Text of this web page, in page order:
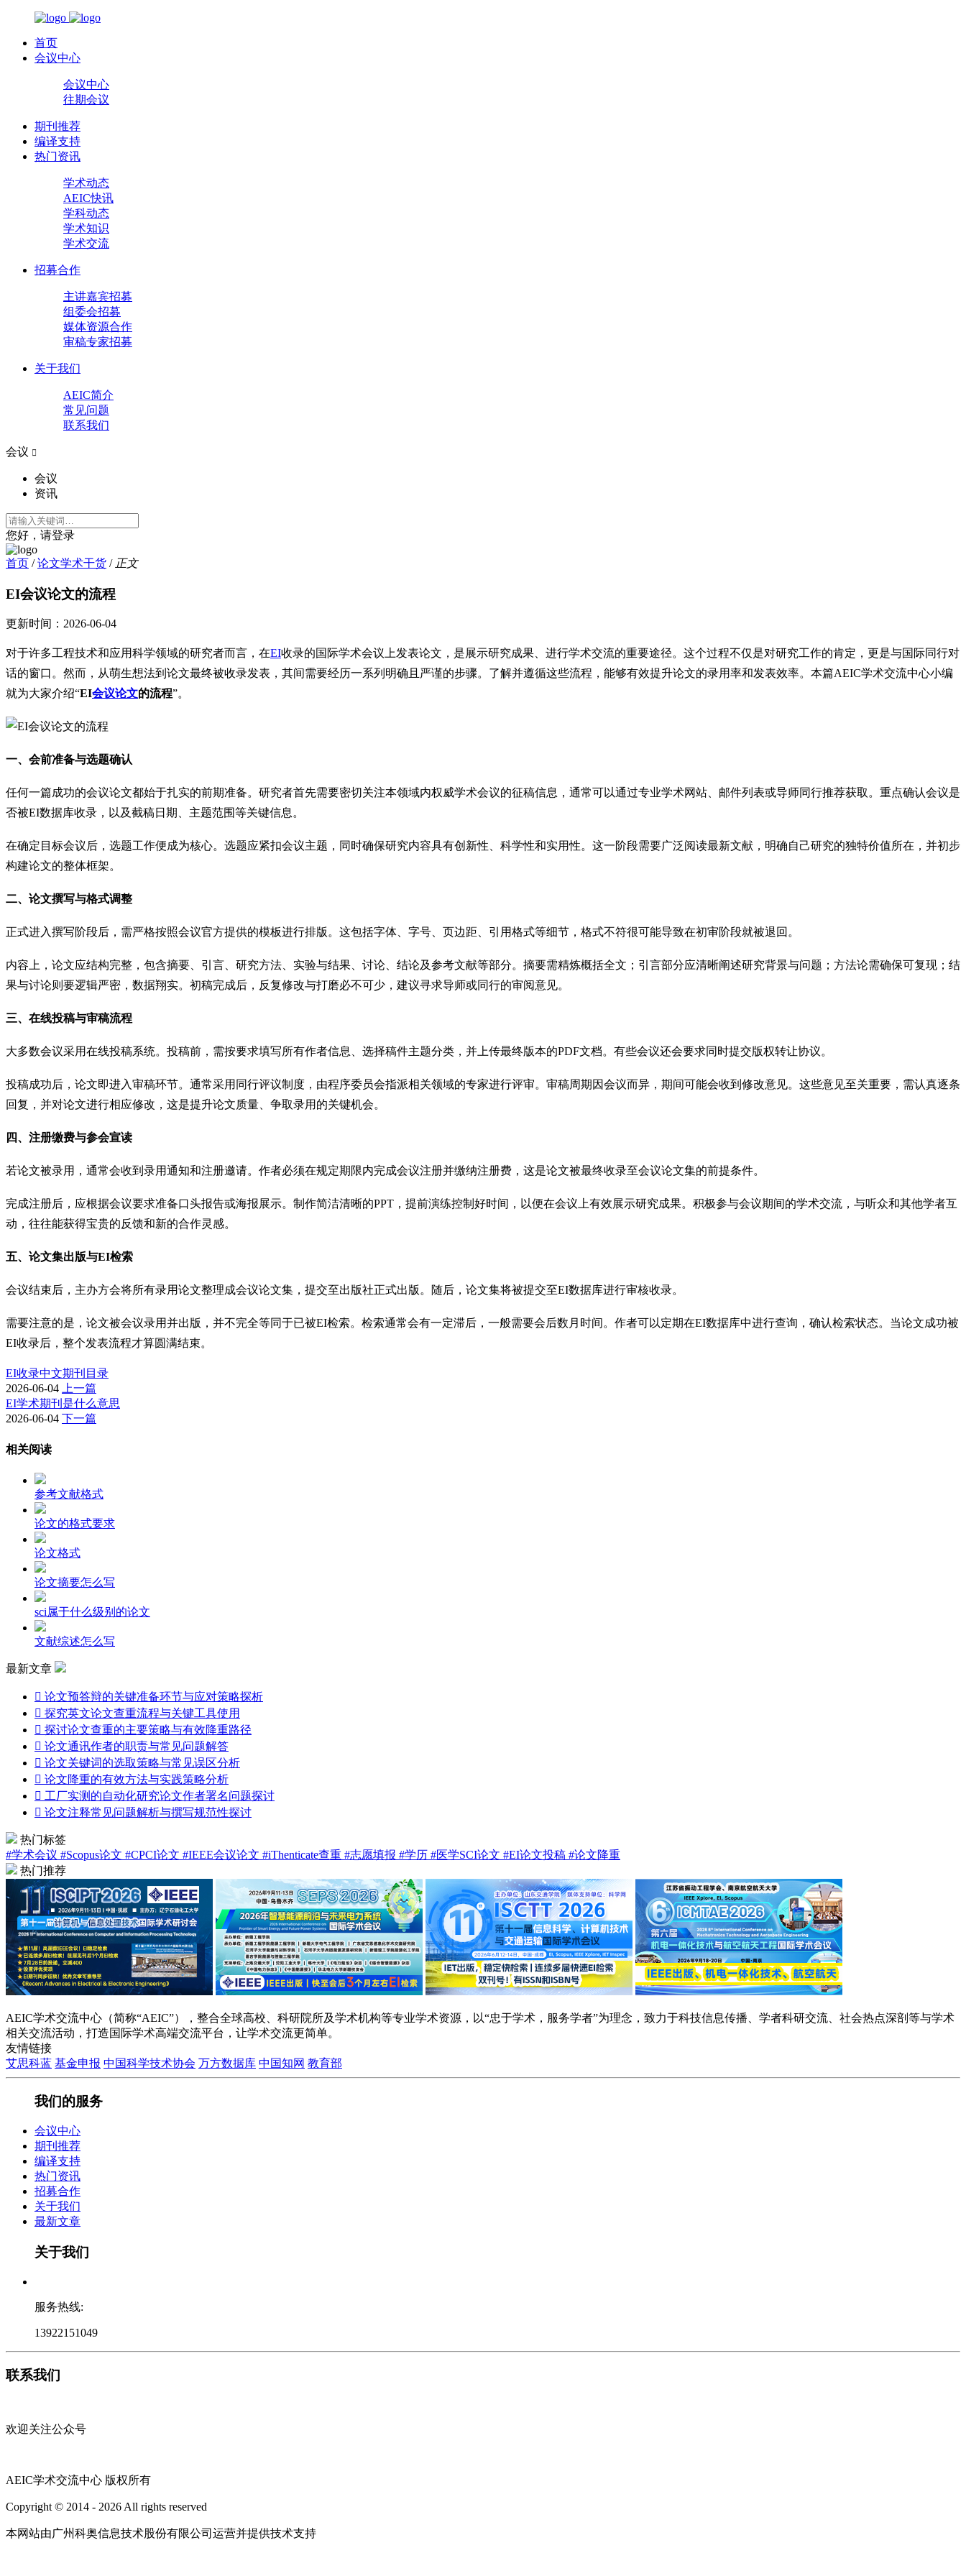
首页
会议中心
会议中心
往期会议
期刊推荐
编译支持
热门资讯
学术动态
AEIC快讯
学科动态
学术知识
学术交流
招募合作
主讲嘉宾招募
组委会招募
媒体资源合作
审稿专家招募
关于我们
AEIC简介
常见问题
联系我们
会议 
会议
资讯
您好，请登录
首页 / 论文学术干货 / 正文
EI会议论文的流程
更新时间： 2026-06-04
对于许多工程技术和应用科学领域的研究者而言，在EI收录的国际学术会议上发表论文，是展示研究成果、进行学术交流的重要途径。这个过程不仅是对研究工作的肯定，更是与国际同行对
话的窗口。然而，从萌生想法到论文最终被收录发表，其间需要经历一系列明确且严谨的步骤。了解并遵循这些流程，能够有效提升论文的录用率和发表效率。本篇AEIC学术交流中心小编
就为大家介绍“EI会议论文的流程”。
一、会前准备与选题确认
任何一篇成功的会议论文都始于扎实的前期准备。研究者首先需要密切关注本领域内权威学术会议的征稿信息，通常可以通过专业学术网站、邮件列表或导师同行推荐获取。重点确认会议是
否被EI数据库收录，以及截稿日期、主题范围等关键信息。
在确定目标会议后，选题工作便成为核心。选题应紧扣会议主题，同时确保研究内容具有创新性、科学性和实用性。这一阶段需要广泛阅读最新文献，明确自己研究的独特价值所在，并初步
构建论文的整体框架。
二、论文撰写与格式调整
正式进入撰写阶段后，需严格按照会议官方提供的模板进行排版。这包括字体、字号、页边距、引用格式等细节，格式不符很可能导致在初审阶段就被退回。
内容上，论文应结构完整，包含摘要、引言、研究方法、实验与结果、讨论、结论及参考文献等部分。摘要需精炼概括全文；引言部分应清晰阐述研究背景与问题；方法论需确保可复现；结
果与讨论则要逻辑严密，数据翔实。初稿完成后，反复修改与打磨必不可少，建议寻求导师或同行的审阅意见。
三、在线投稿与审稿流程
大多数会议采用在线投稿系统。投稿前，需按要求填写所有作者信息、选择稿件主题分类，并上传最终版本的PDF文档。有些会议还会要求同时提交版权转让协议。
投稿成功后，论文即进入审稿环节。通常采用同行评议制度，由程序委员会指派相关领域的专家进行评审。审稿周期因会议而异，期间可能会收到修改意见。这些意见至关重要，需认真逐条
回复，并对论文进行相应修改，这是提升论文质量、争取录用的关键机会。
四、注册缴费与参会宣读
若论文被录用，通常会收到录用通知和注册邀请。作者必须在规定期限内完成会议注册并缴纳注册费，这是论文被最终收录至会议论文集的前提条件。
完成注册后，应根据会议要求准备口头报告或海报展示。制作简洁清晰的PPT，提前演练控制好时间，以便在会议上有效展示研究成果。积极参与会议期间的学术交流，与听众和其他学者互
动，往往能获得宝贵的反馈和新的合作灵感。
五、论文集出版与EI检索
会议结束后，主办方会将所有录用论文整理成会议论文集，提交至出版社正式出版。随后，论文集将被提交至EI数据库进行审核收录。
需要注意的是，论文被会议录用并出版，并不完全等同于已被EI检索。检索通常会有一定滞后，一般需要会后数月时间。作者可以定期在EI数据库中进行查询，确认检索状态。当论文成功被
EI收录后，整个发表流程才算圆满结束。
EI收录中文期刊目录
2026-06-04 上一篇
EI学术期刊是什么意思
2026-06-04 下一篇
相关阅读
参考文献格式
论文的格式要求
论文格式
论文摘要怎么写
sci属于什么级别的论文
文献综述怎么写
最新文章
 论文预答辩的关键准备环节与应对策略探析
 探究英文论文查重流程与关键工具使用
 探讨论文查重的主要策略与有效降重路径
 论文通讯作者的职责与常见问题解答
 论文关键词的选取策略与常见误区分析
 论文降重的有效方法与实践策略分析
 工厂实测的自动化研究论文作者署名问题探讨
 论文注释常见问题解析与撰写规范性探讨
热门标签
#学术会议 #Scopus论文 #CPCI论文 #IEEE会议论文 #iThenticate查重 #志愿填报 #学历 #医学SCI论文 #EI论文投稿 #论文降重
热门推荐
AEIC学术交流中心（简称“AEIC”），整合全球高校、科研院所及学术机构等专业学术资源，以“忠于学术，服务学者”为理念，致力于科技信息传播、学者科研交流、社会热点深剖等与学术
相关交流活动，打造国际学术高端交流平台，让学术交流更简单。
友情链接
艾思科蓝 基金申报 中国科学技术协会 万方数据库 中国知网 教育部
我们的服务
会议中心
期刊推荐
编译支持
热门资讯
招募合作
关于我们
最新文章
关于我们
服务热线:
13922151049
联系我们
欢迎关注公众号
AEIC学术交流中心 版权所有
Copyright © 2014 - 2026 All rights reserved
本网站由广州科奥信息技术股份有限公司运营并提供技术支持